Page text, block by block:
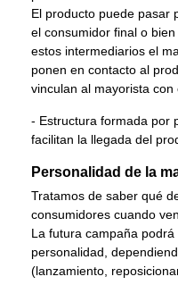
El producto puede pasar
el consumidor final o
estos intermediarios el
ponen en contacto al
vinculan al mayorista con
- Estructura formada por
facilitan la llegada del
Personalidad de la
Tratamos de saber qué
consumidores cuando
La futura campaña
personalidad,
(lanzamiento,